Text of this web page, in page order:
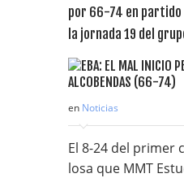
por 66-74 en
la jornada 19 del
en Noticias
El 8-24 del primer
losa que MMT